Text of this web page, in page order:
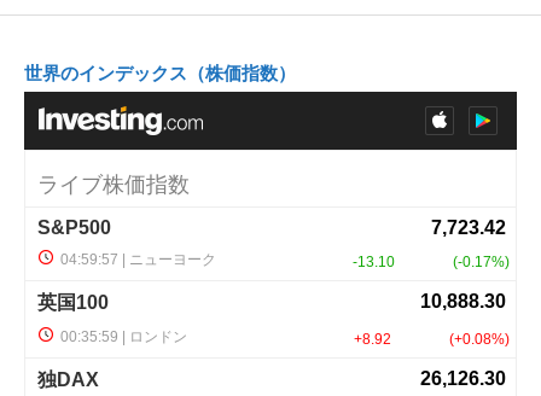
世界のインデックス（株価指数）